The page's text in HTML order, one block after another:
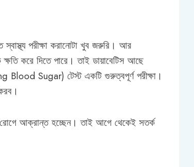
পরীক্ষা করানোটা খুব জরুরি। আর
করে দিতে পারে। তাই ডায়াবেটিস আছে
Blood Sugar) টেস্ট একটি গুরুত্বপূর্ণ পরীক্ষা।
আক্রান্ত হচ্ছেন। তাই আগে থেকেই সতর্ক